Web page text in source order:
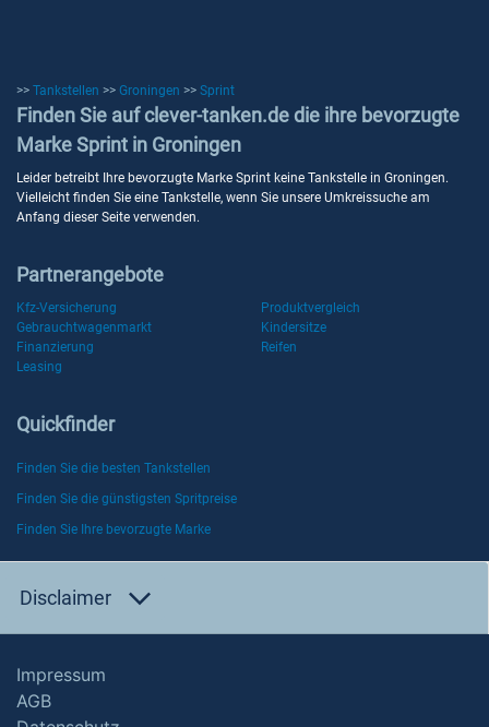
>> Tankstellen >> Groningen >> Sprint
Finden Sie auf clever-tanken.de die ihre bevorzugte
Marke Sprint in Groningen
Leider betreibt Ihre bevorzugte Marke Sprint keine Tankstelle in Groningen.
Vielleicht finden Sie eine Tankstelle, wenn Sie unsere Umkreissuche am
Anfang dieser Seite verwenden.
Partnerangebote
Kfz-Versicherung
Produktvergleich
Gebrauchtwagenmarkt
Kindersitze
Finanzierung
Reifen
Leasing
Quickfinder
Finden Sie die besten Tankstellen
Finden Sie die günstigsten Spritpreise
Finden Sie Ihre bevorzugte Marke
Disclaimer
Impressum
AGB